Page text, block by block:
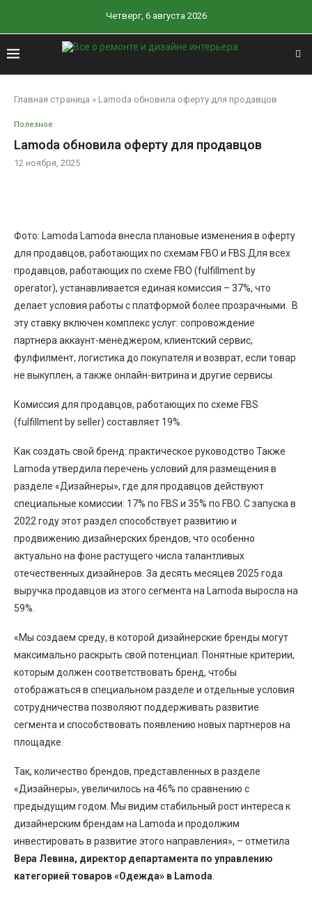
Четверг, 6 августа 2026
Главная страница » Lamoda обновила оферту для продавцов
Полезное
Lamoda обновила оферту для продавцов
12 ноября, 2025
Фото: Lamoda Lamoda внесла плановые изменения в оферту
для продавцов, работающих по схемам FBO и FBS.Для всех
продавцов, работающих по схеме FBO (fulfillment by
operator), устанавливается единая комиссия – 37%, что
делает условия работы с платформой более прозрачными. В
эту ставку включен комплекс услуг: сопровождение
партнера аккаунт-менеджером, клиентский сервис,
фулфилмент, логистика до покупателя и возврат, если товар
не выкуплен, а также онлайн-витрина и другие сервисы.
Комиссия для продавцов, работающих по схеме FBS
(fulfillment by seller) составляет 19%.
Как создать свой бренд: практическое руководство Также
Lamoda утвердила перечень условий для размещения в
разделе «Дизайнеры», где для продавцов действуют
специальные комиссии: 17% по FBS и 35% по FBO. С запуска в
2022 году этот раздел способствует развитию и
продвижению дизайнерских брендов, что особенно
актуально на фоне растущего числа талантливых
отечественных дизайнеров. За десять месяцев 2025 года
выручка продавцов из этого сегмента на Lamoda выросла на
59%.
«Мы создаем среду, в которой дизайнерские бренды могут
максимально раскрыть свой потенциал. Понятные критерии,
которым должен соответствовать бренд, чтобы
отображаться в специальном разделе и отдельные условия
сотрудничества позволяют поддерживать развитие
сегмента и способствовать появлению новых партнеров на
площадке.
Так, количество брендов, представленных в разделе
«Дизайнеры», увеличилось на 46% по сравнению с
предыдущим годом. Мы видим стабильный рост интереса к
дизайнерским брендам на Lamoda и продолжим
инвестировать в развитие этого направления», – отметила
Вера Левина, директор департамента по управлению
категорией товаров «Одежда» в Lamoda